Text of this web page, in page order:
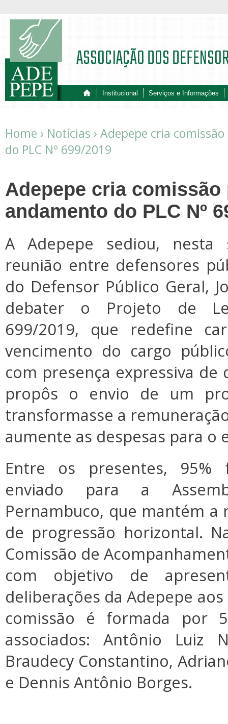
Institucional Serviços e Informações
ASSOCIAÇÃO DOS
Home › Notícias › Adepepe cria
do PLC Nº 699/2019
Adepepe cria comissão
andamento do PLC Nº
A Adepepe sediou, nesta
reunião entre defensores
do Defensor Público Geral,
debater o Projeto de
699/2019, que redefine
vencimento do cargo
com presença expressiva de
propôs o envio de um
transformasse a
aumente as despesas para o
Entre os presentes,
enviado para a
Pernambuco, que mantém
de progressão horizontal.
Comissão de
com objetivo de
deliberações da Adepepe
comissão é formada por
associados: Antônio Luiz
Braudecy Constantino,
e Dennis Antônio Borges.